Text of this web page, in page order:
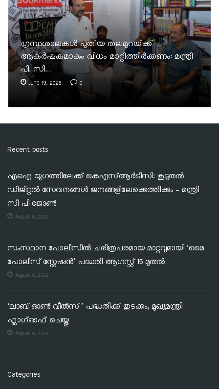
ഗ്രന്ഥശാലകൾ പുതിയ തലമുറയ്‌ക്ക്
ആകർഷകമാകും വിധം മാറ്റിത്തീർക്കണം: മന്ത്രി
പി. സി.…
June 19, 2026 0
Recent posts
എഐ യുഗത്തിലേക്ക് കെഎസ്ആർടിസി: കൂടുതൽ
ഡിജിറ്റൽ സേവനങ്ങൾ ജനങ്ങളിലേക്കെത്തിക്കും – മന്ത്രി
സി പി ജോൺ
August 6, 2026
സംസ്ഥാന പോലീസിൽ ചരിത്രപരമായ മാറ്റവുമായി ‘മൈ
പോലീസ് സ്റ്റേഷൻ’ പദ്ധതി ആഗസ്റ്റ് 15 മുതൽ
August 6, 2026
‘ലാബ് ഓൺ വീൽസ്’ പദ്ധതിക്ക് തുടക്കം; മുഖ്യമന്ത്രി
ഫ്ലാഗ്ഓഫ് ചെയ്തു
August 6, 2026
Categories